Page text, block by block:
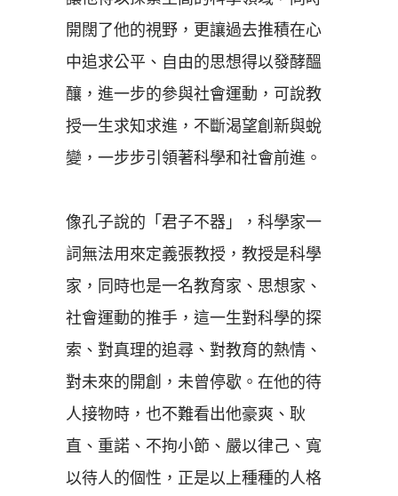
開闊了他的視野，更讓過去推積在心
中追求公平、自由的思想得以發酵醞
釀，進一步的參與社會運動，可說教
授一生求知求進，不斷渴望創新與蛻
變，一步步引領著科學和社會前進。
像孔子說的「君子不器」，科學家一
詞無法用來定義張教授，教授是科學
家，同時也是一名教育家、思想家、
社會運動的推手，這一生對科學的探
索、對真理的追尋、對教育的熱情、
對未來的開創，未曾停歇。在他的待
人接物時，也不難看出他豪爽、耿
直、重諾、不拘小節、嚴以律己、寬
以待人的個性，正是以上種種的人格